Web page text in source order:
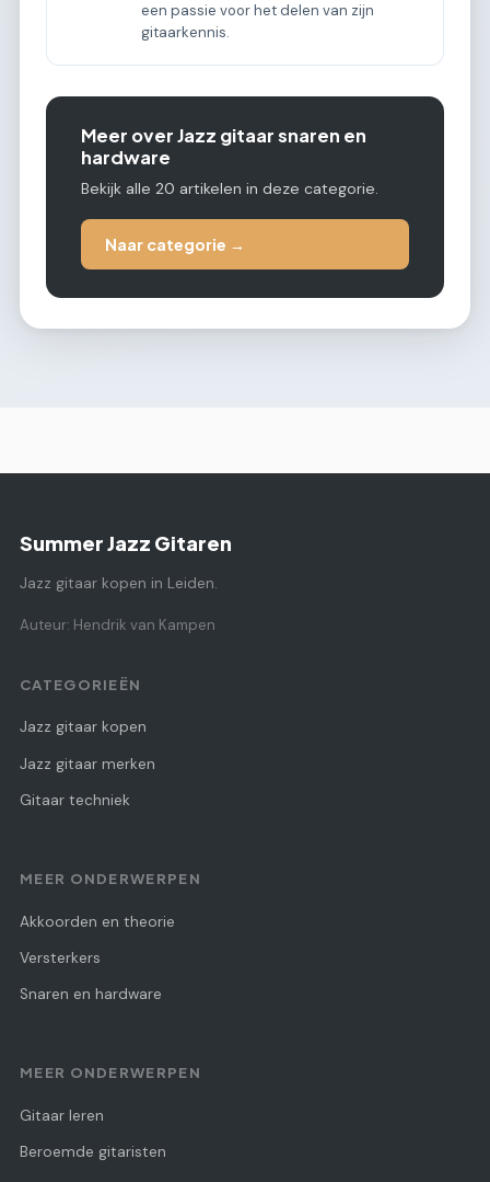
een passie voor het delen van zijn
gitaarkennis.
Meer over Jazz gitaar snaren en
hardware
Bekijk alle 20 artikelen in deze categorie.
Naar categorie →
Summer Jazz Gitaren
Jazz gitaar kopen in Leiden.
Auteur: Hendrik van Kampen
CATEGORIEËN
Jazz gitaar kopen
Jazz gitaar merken
Gitaar techniek
MEER ONDERWERPEN
Akkoorden en theorie
Versterkers
Snaren en hardware
MEER ONDERWERPEN
Gitaar leren
Beroemde gitaristen